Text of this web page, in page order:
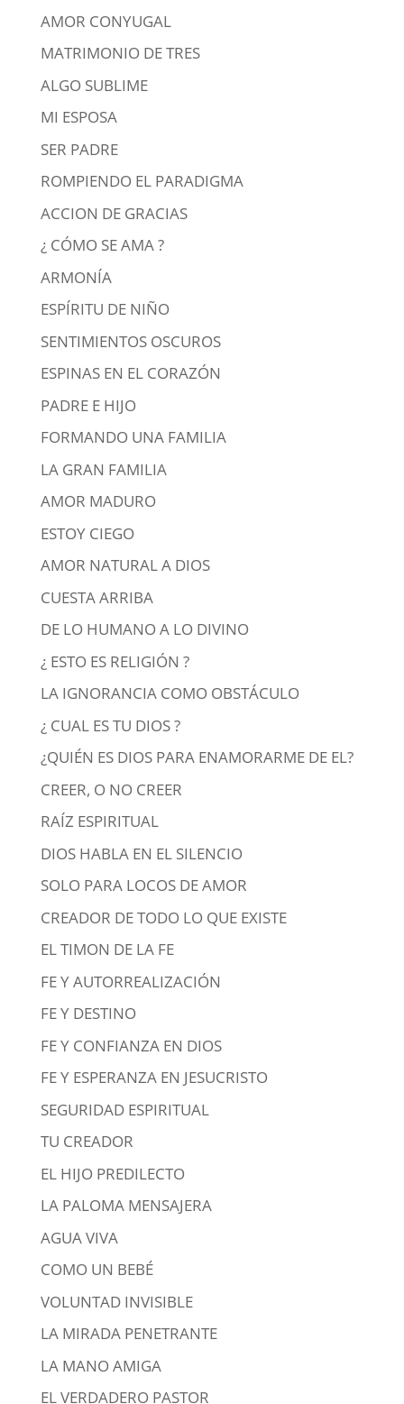
AMOR CONYUGAL
MATRIMONIO DE TRES
ALGO SUBLIME
MI ESPOSA
SER PADRE
ROMPIENDO EL PARADIGMA
ACCION DE GRACIAS
¿ CÓMO SE AMA ?
ARMONÍA
ESPÍRITU DE NIÑO
SENTIMIENTOS OSCUROS
ESPINAS EN EL CORAZÓN
PADRE E HIJO
FORMANDO UNA FAMILIA
LA GRAN FAMILIA
AMOR MADURO
ESTOY CIEGO
AMOR NATURAL A DIOS
CUESTA ARRIBA
DE LO HUMANO A LO DIVINO
¿ ESTO ES RELIGIÓN ?
LA IGNORANCIA COMO OBSTÁCULO
¿ CUAL ES TU DIOS ?
¿QUIÉN ES DIOS PARA ENAMORARME DE EL?
CREER, O NO CREER
RAÍZ ESPIRITUAL
DIOS HABLA EN EL SILENCIO
SOLO PARA LOCOS DE AMOR
CREADOR DE TODO LO QUE EXISTE
EL TIMON DE LA FE
FE Y AUTORREALIZACIÓN
FE Y DESTINO
FE Y CONFIANZA EN DIOS
FE Y ESPERANZA EN JESUCRISTO
SEGURIDAD ESPIRITUAL
TU CREADOR
EL HIJO PREDILECTO
LA PALOMA MENSAJERA
AGUA VIVA
COMO UN BEBÉ
VOLUNTAD INVISIBLE
LA MIRADA PENETRANTE
LA MANO AMIGA
EL VERDADERO PASTOR